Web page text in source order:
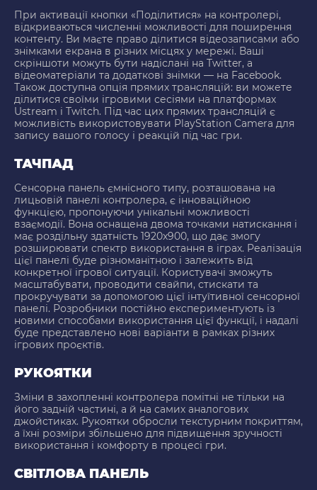
При активації кнопки «Поділитися» на контролері,
відкриваються численні можливості для поширення
контенту. Ви маєте право ділитися відеозаписами або
знімками екрана в різних місцях у мережі. Ваші
скріншоти можуть бути надіслані на Twitter, а
відеоматеріали та додаткові знімки — на Facebook.
Також доступна опція прямих трансляцій: ви можете
ділитися своїми ігровими сесіями на платформах
Ustream і Twitch. Під час цих прямих трансляцій є
можливість використовувати PlayStation Camera для
запису вашого голосу і реакцій під час гри.
ТАЧПАД
Сенсорна панель ємнісного типу, розташована на
лицьовій панелі контролера, є інноваційною
функцією, пропонуючи унікальні можливості
взаємодії. Вона оснащена двома точками натискання і
має роздільну здатність 1920x900, що дає змогу
розширювати спектр використання в іграх. Реалізація
цієї панелі буде різноманітною і залежить від
конкретної ігрової ситуації. Користувачі зможуть
масштабувати, проводити свайпи, стискати та
прокручувати за допомогою цієї інтуїтивної сенсорної
панелі. Розробники постійно експериментують із
новими способами використання цієї функції, і надалі
буде представлено нові варіанти в рамках різних
ігрових проєктів.
РУКОЯТКИ
Зміни в захопленні контролера помітні не тільки на
його задній частині, а й на самих аналогових
джойстиках. Рукоятки обросли текстурним покриттям,
а їхні розміри збільшено для підвищення зручності
використання і комфорту в процесі гри.
СВІТЛОВА ПАНЕЛЬ